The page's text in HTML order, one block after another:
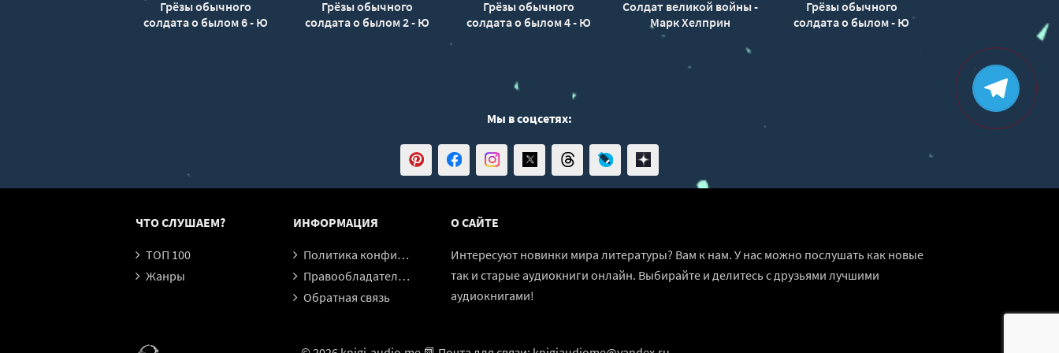
Грёзы обычного
солдата о былом 6 - Ю
Грёзы обычного
солдата о былом 2 - Ю
Грёзы обычного
солдата о былом 4 - Ю
Солдат великой войны -
Марк Хелприн
Грёзы обычного
солдата о былом - Ю
Мы в соцсетях:
ЧТО СЛУШАЕМ?
ТОП 100
Жанры
ИНФОРМАЦИЯ
Политика конфиденциальности
Правообладателям
Обратная связь
О САЙТЕ
Интересуют новинки мира литературы? Вам к нам. У нас можно послушать как новые
так и старые аудиокниги онлайн. Выбирайте и делитесь с друзьями лучшими
аудиокнигами!